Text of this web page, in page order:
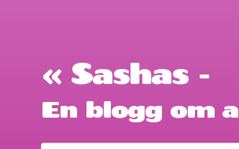
« Sashas -
En blogg om